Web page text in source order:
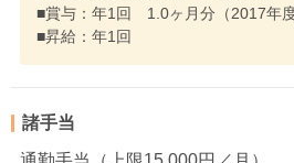
■賞与：年1回 1.0ヶ月分（2017年度
■昇給：年1回
諸手当